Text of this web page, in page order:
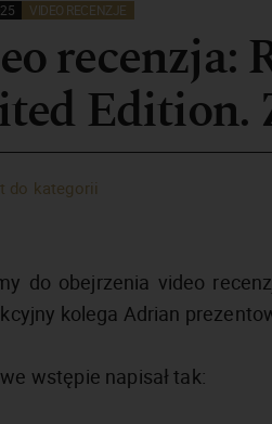
VIDEO RECENZJE
recenzja:
Edition.
do kategorii
do obejrzenia video
kolega Adrian
wstępie napisał tak: